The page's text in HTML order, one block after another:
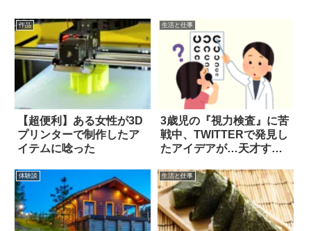
作品
【超便利】ある女性が3D
プリンターで制作したア
イテムに唸った
生活と仕事
3歳児の『視力検査』に苦
戦中、TWITTERで発見し
たアイデアが…天才す
体験談 生活と仕事